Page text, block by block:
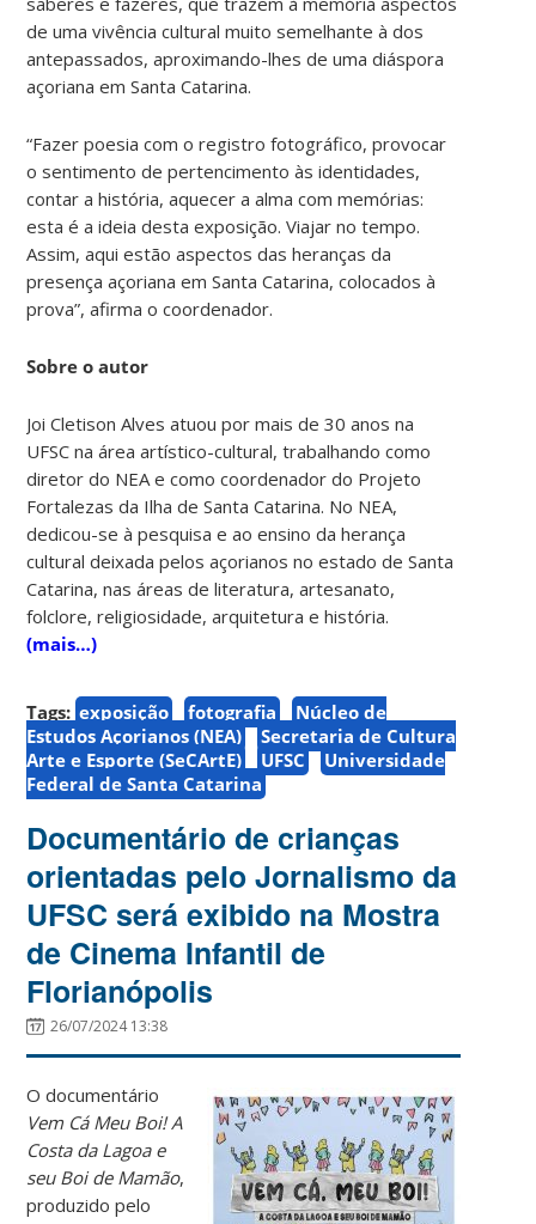
de uma vivência cultural muito semelhante à dos
antepassados, aproximando-lhes de uma diáspora
açoriana em Santa Catarina.
“Fazer poesia com o registro fotográfico, provocar
o sentimento de pertencimento às identidades,
contar a história, aquecer a alma com memórias:
esta é a ideia desta exposição. Viajar no tempo.
Assim, aqui estão aspectos das heranças da
presença açoriana em Santa Catarina, colocados à
prova”, afirma o coordenador.
Sobre o autor
Joi Cletison Alves atuou por mais de 30 anos na
UFSC na área artístico-cultural, trabalhando como
diretor do NEA e como coordenador do Projeto
Fortalezas da Ilha de Santa Catarina. No NEA,
dedicou-se à pesquisa e ao ensino da herança
cultural deixada pelos açorianos no estado de Santa
Catarina, nas áreas de literatura, artesanato,
folclore, religiosidade, arquitetura e história.
(mais…)
Tags: exposição fotografia
Núcleo de
Estudos Açorianos (NEA)
Secretaria de Cultura
Arte e Esporte (SeCArtE)
UFSC
Universidade
Federal de Santa Catarina
Documentário de crianças
orientadas pelo Jornalismo da
UFSC será exibido na Mostra
de Cinema Infantil de
Florianópolis
26/07/2024 13:38
O documentário
Vem Cá Meu Boi! A
Costa da Lagoa e
seu Boi de Mamão,
produzido pelo